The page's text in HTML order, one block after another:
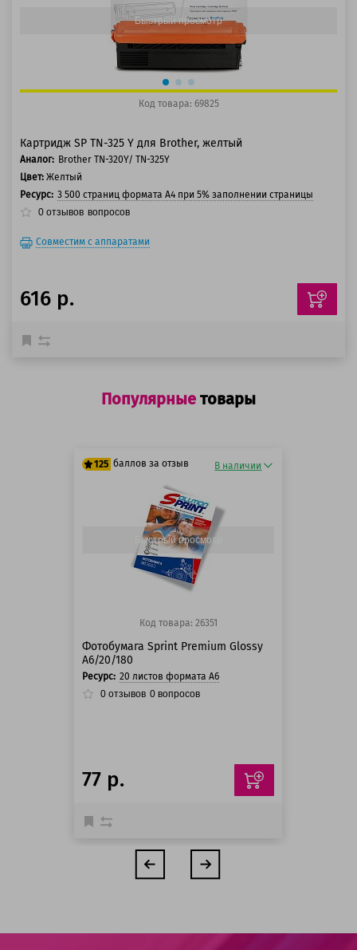
Быстрый просмотр
Код товара: 69825
Картридж SP TN-325 Y для Brother, желтый
Аналог: Brother TN-320Y/ TN-325Y
Цвет: Желтый
Ресурс: 3 500 страниц формата А4 при 5% заполнении страницы
0 отзывов вопросов
Совместим с аппаратами
616 р.
Популярные товары
125 баллов за отзыв
125 баллов
125 баллов
В наличии
Быстрый просмотр
Код товара: 26351
Фотобумага Sprint Premium Glossy
A6/20/180
Ресурс: 20 листов формата А6
0 отзывов 0 вопросов
77 р.